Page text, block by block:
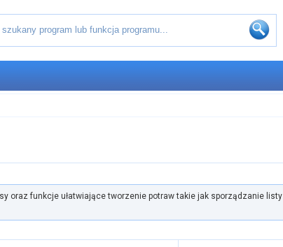
oraz funkcje ułatwiające tworzenie potraw takie jak sporządzanie listy